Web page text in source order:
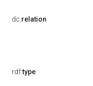
dc:relation
rdf:type